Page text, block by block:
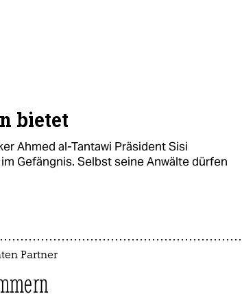
bietet
Ahmed al-Tantawi Präsident Sisi
Gefängnis. Selbst seine Anwälte dürfen
Partner